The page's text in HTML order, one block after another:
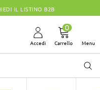
IL LISTINO B2B
Accedi
0
Carrello Menu